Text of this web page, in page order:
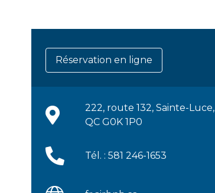
Réservation en ligne
222, route 132, Sainte-Luce,
QC G0K 1P0
Tél. : 581 246-1653